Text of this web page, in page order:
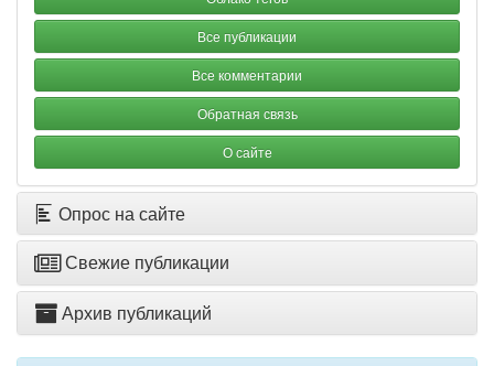
Все публикации
Все комментарии
Обратная связь
О сайте
Опрос на сайте
Свежие публикации
Архив публикаций